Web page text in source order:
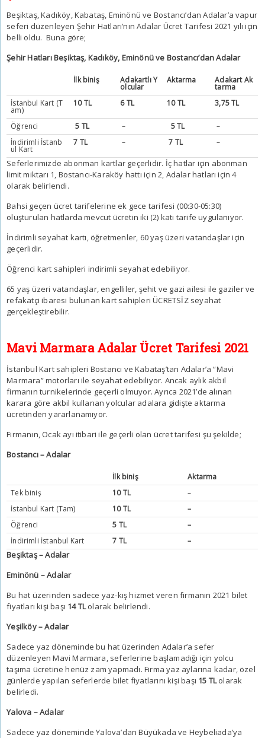
Beşiktaş, Kadıköy, Kabataş, Eminönü ve Bostancı’dan Adalar’a vapur
seferi düzenleyen Şehir Hatları’nın Adalar Ücret Tarifesi 2021 yılı için
belli oldu. Buna göre;
Şehir Hatları Beşiktaş, Kadıköy, Eminönü ve Bostancı’dan Adalar
İlk biniş Adakartlı Y
olcular
Aktarma Adakart Ak
tarma
İstanbul Kart (T
am)
10 TL 6 TL 10 TL 3,75 TL
Öğrenci 5 TL – 5 TL
–
İndirimli İstanb
ul Kart
7 TL – 7 TL –
Seferlerimizde abonman kartlar geçerlidir. İç hatlar için abonman
limit miktarı 1, Bostancı-Karaköy hattı için 2, Adalar hatları için 4
olarak belirlendi.
Bahsi geçen ücret tarifelerine ek gece tarifesi (00:30-05:30)
oluşturulan hatlarda mevcut ücretin iki (2) katı tarife uygulanıyor.
İndirimli seyahat kartı, öğretmenler, 60 yaş üzeri vatandaşlar için
geçerlidir.
Öğrenci kart sahipleri indirimli seyahat edebiliyor.
65 yaş üzeri vatandaşlar, engelliler, şehit ve gazi ailesi ile gaziler ve
refakatçi ibaresi bulunan kart sahipleri ÜCRETSİZ seyahat
gerçekleştirebilir.
Mavi Marmara Adalar Ücret Tarifesi 2021
İstanbul Kart sahipleri Bostancı ve Kabataş’tan Adalar’a “Mavi
Marmara” motorları ile seyahat edebiliyor. Ancak aylık akbil
firmanın turnikelerinde geçerli olmuyor. Ayrıca 2021’de alınan
karara göre akbil kullanan yolcular adalara gidişte aktarma
ücretinden yararlanamıyor.
Firmanın, Ocak ayı itibari ile geçerli olan ücret tarifesi şu şekilde;
Bostancı – Adalar
İlk biniş
Aktarma
Tek biniş
10 TL
–
İstanbul Kart (Tam)
10 TL
–
Öğrenci
5 TL
–
İndirimli İstanbul Kart
7 TL –
Beşiktaş – Adalar
Eminönü – Adalar
Bu hat üzerinden sadece yaz-kış hizmet veren firmanın 2021 bilet
fiyatları kişi başı 14 TLolarak belirlendi.
Yeşilköy – Adalar
Sadece yaz döneminde bu hat üzerinden Adalar’a sefer
düzenleyen Mavi Marmara, seferlerine başlamadığı için yolcu
taşıma ücretine henüz zam yapmadı. Firma yaz aylarına kadar, özel
günlerde yapılan seferlerde bilet fiyatlarını kişi başı 15 TLolarak
belirledi.
Yalova – Adalar
Sadece yaz döneminde Yalova’dan Büyükada ve Heybeliada’ya